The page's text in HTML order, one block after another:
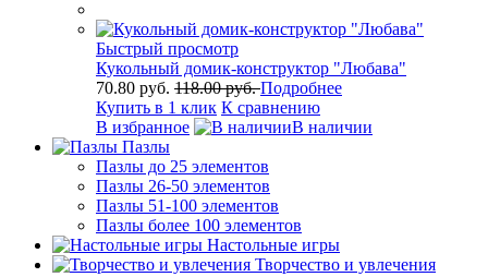
Быстрый просмотр
Кукольный домик-конструктор "Любава"
70.80 руб. 118.00 руб.Подробнее
Купить в 1 клик К сравнению
В избранное
В наличии
Пазлы
Пазлы до 25 элементов
Пазлы 26-50 элементов
Пазлы 51-100 элементов
Пазлы более 100 элементов
Настольные игры
Творчество и увлечения